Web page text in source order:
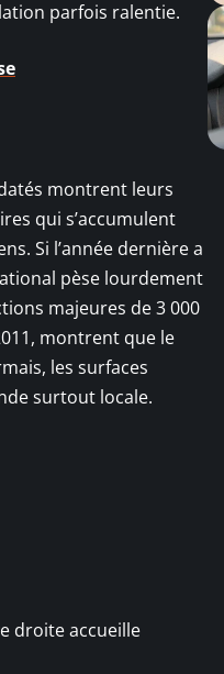
parfois ralentie.
montrent leurs
qui s’accumulent
Si l’année dernière a
pèse lourdement
majeures de 3 000
montrent que le
les surfaces
surtout locale.
droite accueille